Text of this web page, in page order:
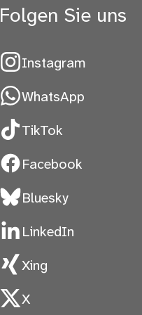
Folgen Sie uns
Instagram
WhatsApp
TikTok
Facebook
Bluesky
LinkedIn
Xing
X